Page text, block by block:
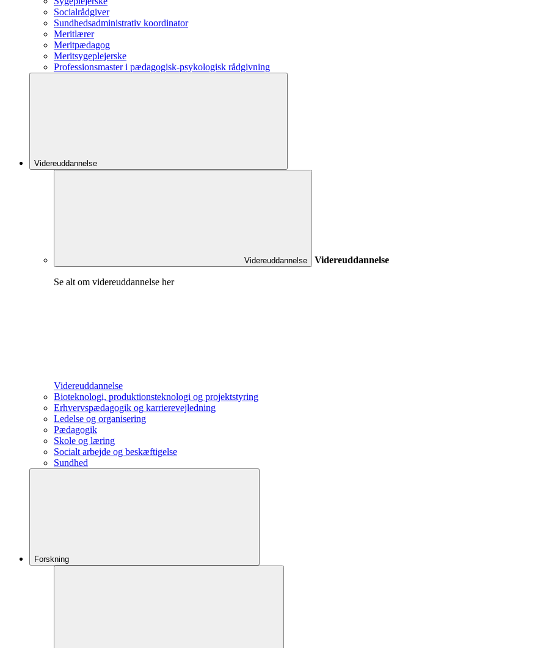
Socialrådgiver
Sundhedsadministrativ koordinator
Meritlærer
Meritpædagog
Meritsygeplejerske
Professionsmaster i pædagogisk-psykologisk rådgivning
Videreuddannelse
Videreuddannelse Videreuddannelse
Se alt om videreuddannelse her
Videreuddannelse
Bioteknologi, produktionsteknologi og projektstyring
Erhvervspædagogik og karrierevejledning
Ledelse og organisering
Pædagogik
Skole og læring
Socialt arbejde og beskæftigelse
Sundhed
Forskning